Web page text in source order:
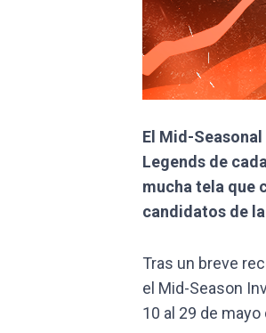
El Mid-
Legends de
mucha tela que
candidatos de
Tras un breve
el Mid-Season
10 al 29 de mayo